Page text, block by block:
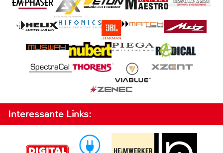
Interessante Links: